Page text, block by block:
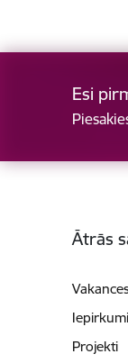
Esi
Ātrās
Iepirkumi
Projekti